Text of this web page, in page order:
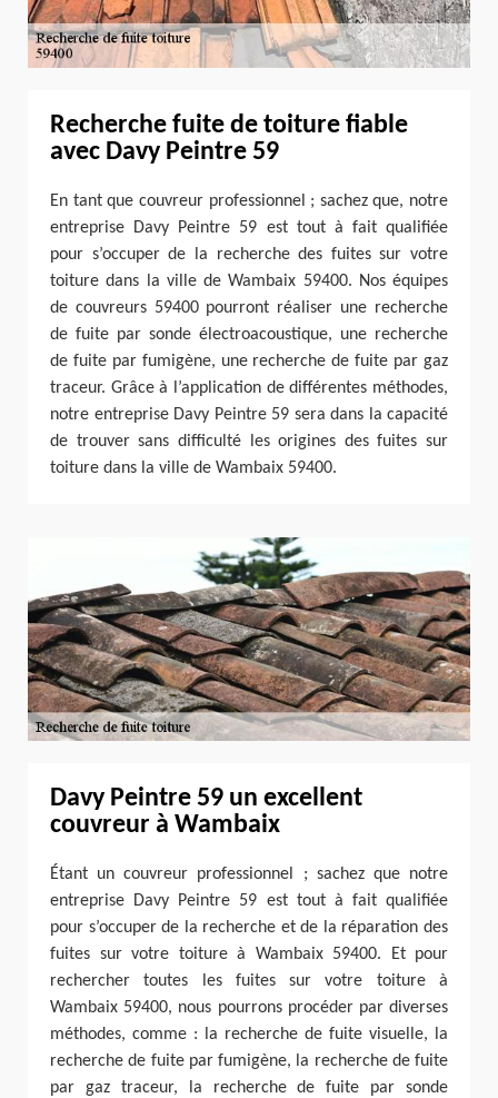
Recherche fuite de toiture fiable
avec Davy Peintre 59
En tant que couvreur professionnel ; sachez que, notre
entreprise Davy Peintre 59 est tout à fait qualifiée
pour s’occuper de la recherche des fuites sur votre
toiture dans la ville de Wambaix 59400. Nos équipes
de couvreurs 59400 pourront réaliser une recherche
de fuite par sonde électroacoustique, une recherche
de fuite par fumigène, une recherche de fuite par gaz
traceur. Grâce à l’application de différentes méthodes,
notre entreprise Davy Peintre 59 sera dans la capacité
de trouver sans difficulté les origines des fuites sur
toiture dans la ville de Wambaix 59400.
Davy Peintre 59 un excellent
couvreur à Wambaix
Étant un couvreur professionnel ; sachez que notre
entreprise Davy Peintre 59 est tout à fait qualifiée
pour s’occuper de la recherche et de la réparation des
fuites sur votre toiture à Wambaix 59400. Et pour
rechercher toutes les fuites sur votre toiture à
Wambaix 59400, nous pourrons procéder par diverses
méthodes, comme : la recherche de fuite visuelle, la
recherche de fuite par fumigène, la recherche de fuite
par gaz traceur, la recherche de fuite par sonde